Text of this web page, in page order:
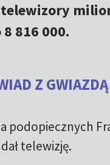
816 000.
Z
podopiecznych
telewizję.